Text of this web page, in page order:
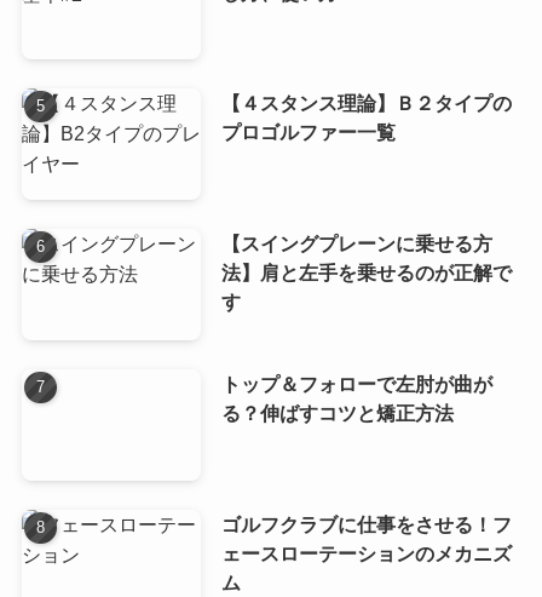
【４スタンス理論】Ｂ２タイプの
プロゴルファー一覧
【スイングプレーンに乗せる方
法】肩と左手を乗せるのが正解で
す
トップ＆フォローで左肘が曲が
る？伸ばすコツと矯正方法
ゴルフクラブに仕事をさせる！フ
ェースローテーションのメカニズ
ム